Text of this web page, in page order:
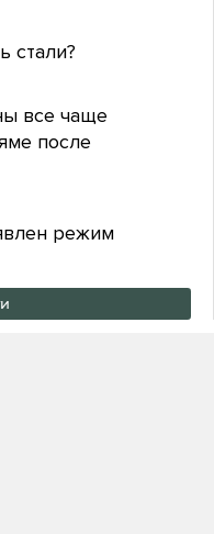
стали?
все чаще
после
режим